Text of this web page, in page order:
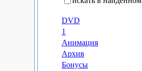
DVD
1
Анимация
Архив
Бонусы